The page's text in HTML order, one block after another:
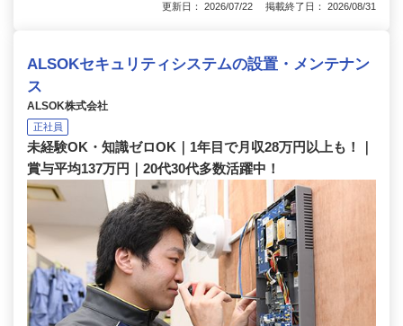
更新日： 2026/07/22 掲載終了日： 2026/08/31
ALSOKセキュリティシステムの設置・メンテナン
ス
ALSOK株式会社
正社員
未経験OK・知識ゼロOK｜1年目で月収28万円以上も！｜
賞与平均137万円｜20代30代多数活躍中！